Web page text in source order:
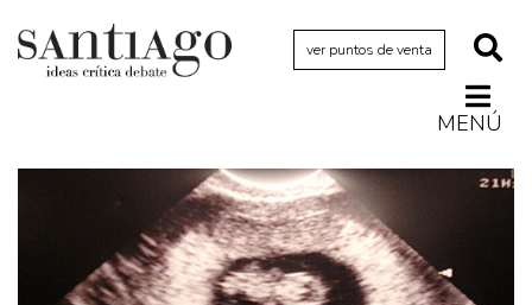
ver puntos de venta
MENÚ
Archivo Cenfoto-UDP
Arquetipos de situación
Artes visuales